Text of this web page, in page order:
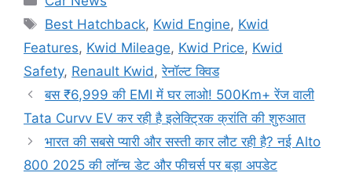
Tags
Best Hatchback, Kwid Engine, Kwid
Features, Kwid Mileage, Kwid Price, Kwid
Safety, Renault Kwid ,रेनॉल्ट क्विड
बस ₹6,999 की EMI में घर लाओ! 500Km+ रेंज वाली
Tata Curvv EV कर रही है इलेक्ट्रिक क्रांति की शुरुआत
भारत की सबसे प्यारी और सस्ती कार लौट रही है? नई Alto
800 2025 की लॉन्च डेट और फीचर्स पर बड़ा अपडेट